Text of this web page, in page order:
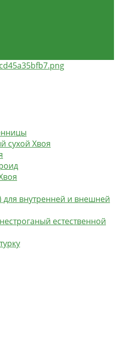
сухой Хвоя
внутренней и внешней
естественной